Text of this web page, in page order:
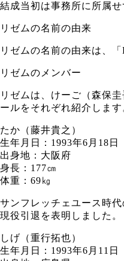
結成当初は事務所に所属
リゼムの名前の由来
リゼムの名前の由来は、
リゼムのメンバー
リゼムは、けーご（森保
ールをそれぞれ紹介します
たか（藤井貴之）
生年月日：1993年6月18日
出身地：大阪府
身長：177㎝
体重：69㎏
サンフレッチェユース時
現役引退を表明しました。
しげ（重行拓也）
生年月日：1993年6月11日